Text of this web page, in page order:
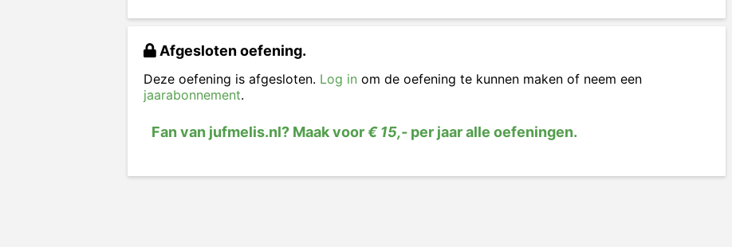
Afgesloten oefening.
Deze oefening is afgesloten. Log in om de oefening te kunnen maken of neem een
jaarabonnement.
Fan van jufmelis.nl? Maak voor€ 15,- per jaar alle oefeningen.